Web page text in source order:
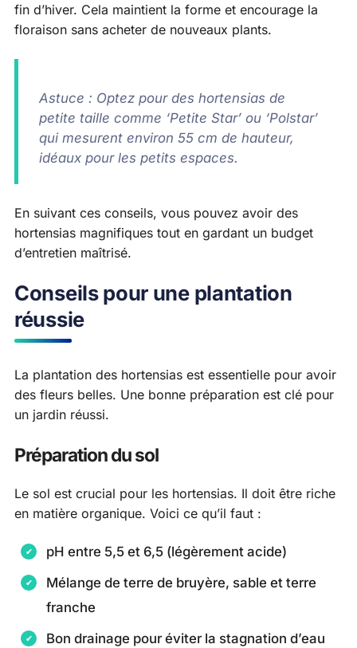
fin d’hiver. Cela maintient la forme et encourage la
floraison sans acheter de nouveaux plants.
Astuce : Optez pour des hortensias de
petite taille comme ‘Petite Star’ ou ‘Polstar’
qui mesurent environ 55 cm de hauteur,
idéaux pour les petits espaces.
En suivant ces conseils, vous pouvez avoir des
hortensias magnifiques tout en gardant un budget
d’entretien maîtrisé.
Conseils pour une plantation
réussie
La plantation des hortensias est essentielle pour avoir
des fleurs belles. Une bonne préparation est clé pour
un jardin réussi.
Préparation du sol
Le sol est crucial pour les hortensias. Il doit être riche
en matière organique. Voici ce qu’il faut :
pH entre 5,5 et 6,5 (légèrement acide)
Mélange de terre de bruyère, sable et terre
franche
Bon drainage pour éviter la stagnation d’eau